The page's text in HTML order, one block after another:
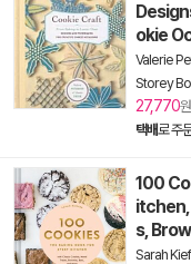
okie
Valerie
Storey
27,770
택배로 주
100
s,
Sarah